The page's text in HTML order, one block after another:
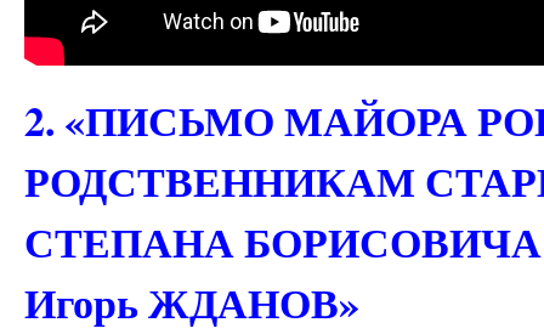
2. «ПИСЬМО МАЙОРА
РОДСТВЕННИКАМ
СТЕПАНА БОРИСОВИЧА
Игорь ЖДАНОВ»